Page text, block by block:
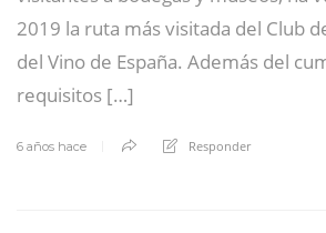
2019 la ruta más visitada del Club
del Vino de España. Además del
requisitos […]
6 años hace Responder